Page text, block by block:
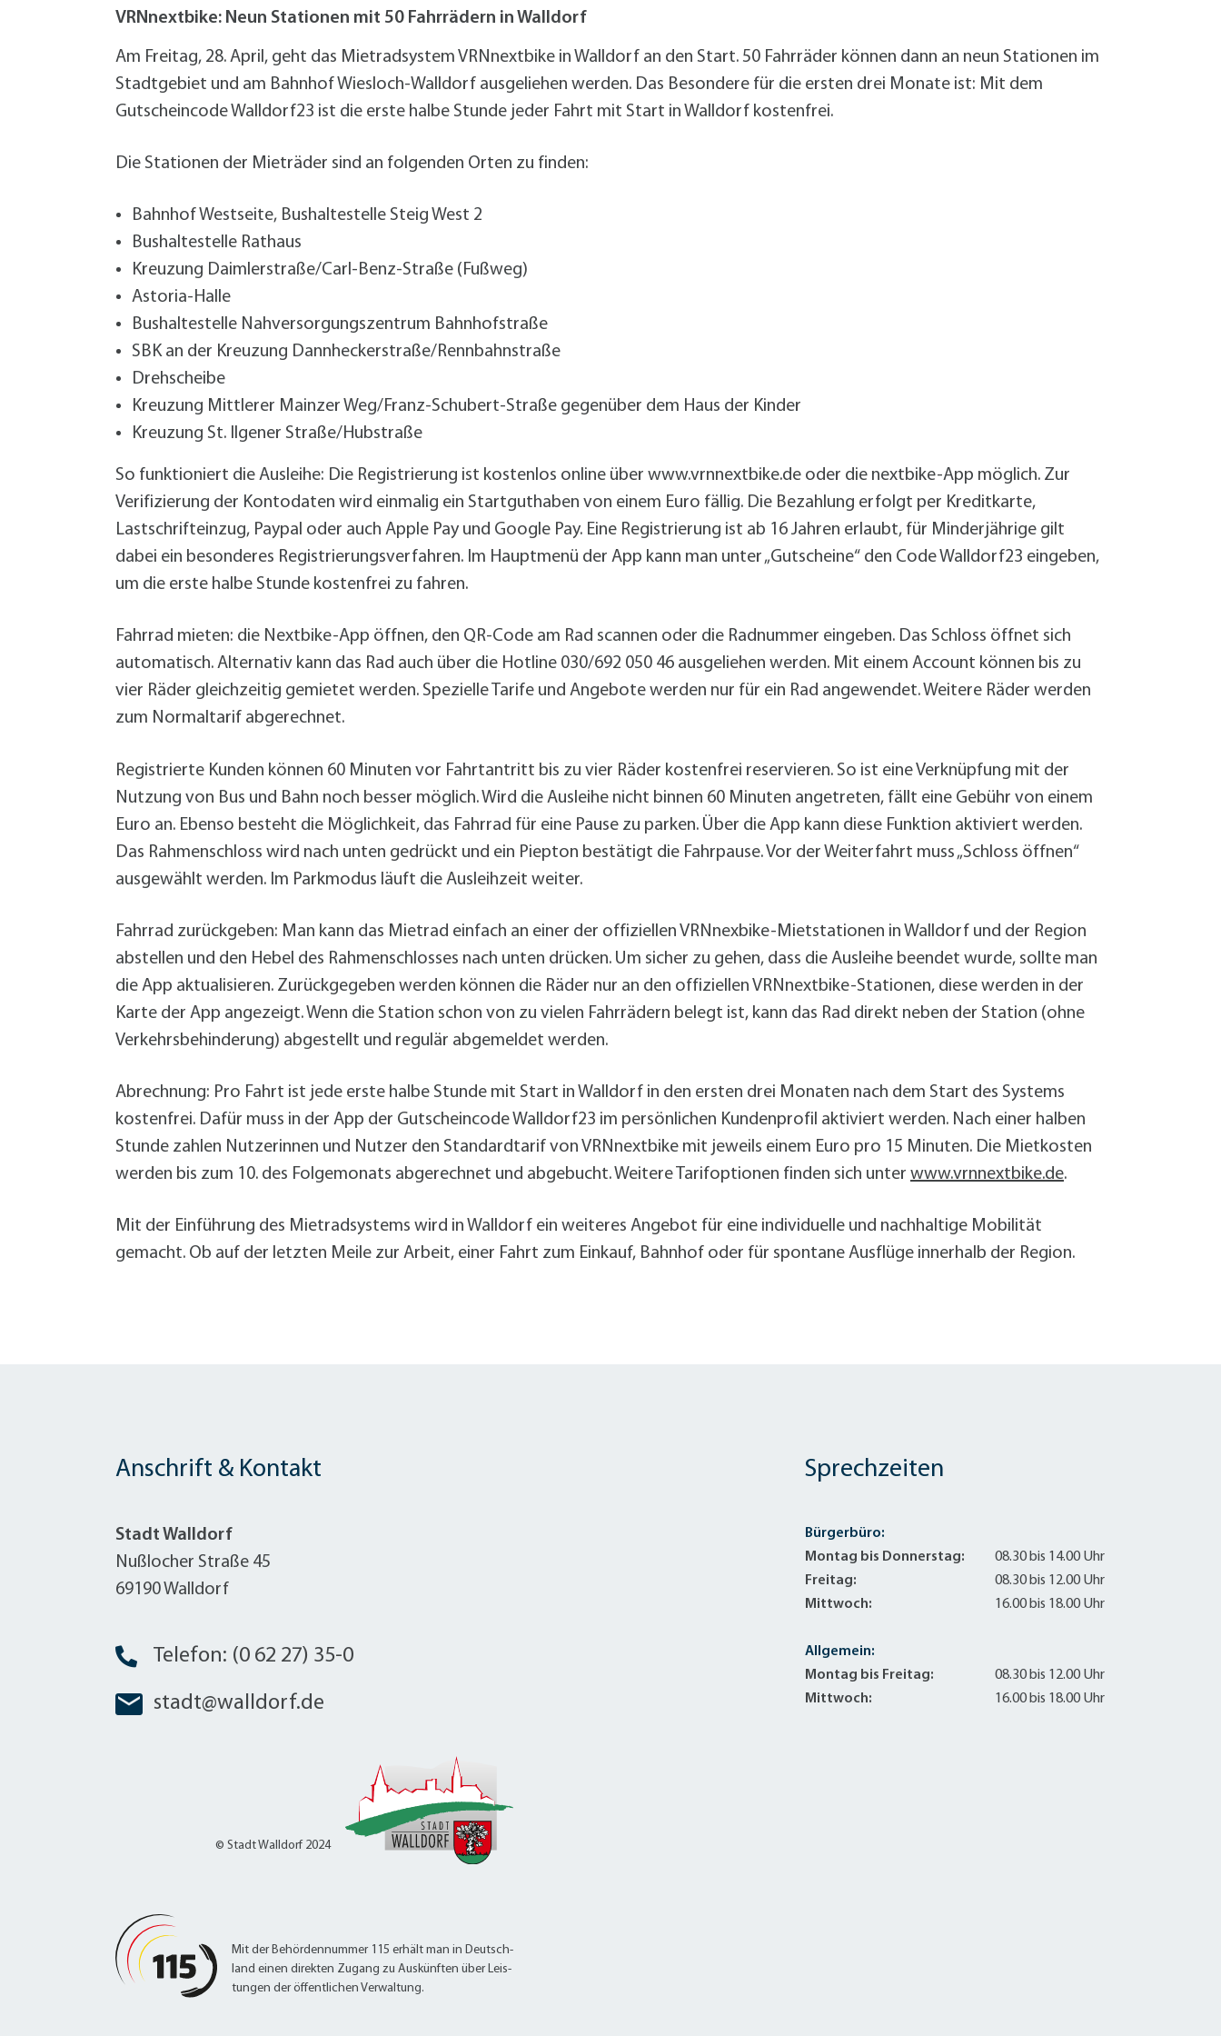
Walldorf-Süd 2. BA
Wohnungsbauförderung
Veranstaltungskalender
Was erledige ich wo?
Wegbeschreibung
Zahlen und Fakten
VRNnextbike: Neun Stationen mit 50 Fahrrädern in Walldorf
Am Freitag, 28. April, geht das Mietradsystem VRNnextbike in Walldorf an den Start. 50 Fahrräder können dann an neun Stationen im
Stadtgebiet und am Bahnhof Wiesloch-Walldorf ausgeliehen werden. Das Besondere für die ersten drei Monate ist: Mit dem
Gutscheincode Walldorf23 ist die erste halbe Stunde jeder Fahrt mit Start in Walldorf kostenfrei.
Die Stationen der Mieträder sind an folgenden Orten zu finden:
Bahnhof Westseite, Bushaltestelle Steig West 2
Bushaltestelle Rathaus
Kreuzung Daimlerstraße/Carl-Benz-Straße (Fußweg)
Astoria-Halle
Bushaltestelle Nahversorgungszentrum Bahnhofstraße
SBK an der Kreuzung Dannheckerstraße/Rennbahnstraße
Drehscheibe
Kreuzung Mittlerer Mainzer Weg/Franz-Schubert-Straße gegenüber dem Haus der Kinder
Kreuzung St. Ilgener Straße/Hubstraße
So funktioniert die Ausleihe: Die Registrierung ist kostenlos online über www.vrnnextbike.de oder die nextbike-App möglich. Zur
Verifizierung der Kontodaten wird einmalig ein Startguthaben von einem Euro fällig. Die Bezahlung erfolgt per Kreditkarte,
Lastschrifteinzug, Paypal oder auch Apple Pay und Google Pay. Eine Registrierung ist ab 16 Jahren erlaubt, für Minderjährige gilt
dabei ein besonderes Registrierungsverfahren. Im Hauptmenü der App kann man unter „Gutscheine“ den Code Walldorf23 eingeben,
um die erste halbe Stunde kostenfrei zu fahren.
Fahrrad mieten: die Nextbike-App öffnen, den QR-Code am Rad scannen oder die Radnummer eingeben. Das Schloss öffnet sich
automatisch. Alternativ kann das Rad auch über die Hotline 030/692 050 46 ausgeliehen werden. Mit einem Account können bis zu
vier Räder gleichzeitig gemietet werden. Spezielle Tarife und Angebote werden nur für ein Rad angewendet. Weitere Räder werden
zum Normaltarif abgerechnet.
Registrierte Kunden können 60 Minuten vor Fahrtantritt bis zu vier Räder kostenfrei reservieren. So ist eine Verknüpfung mit der
Nutzung von Bus und Bahn noch besser möglich. Wird die Ausleihe nicht binnen 60 Minuten angetreten, fällt eine Gebühr von einem
Euro an. Ebenso besteht die Möglichkeit, das Fahrrad für eine Pause zu parken. Über die App kann diese Funktion aktiviert werden.
Das Rahmenschloss wird nach unten gedrückt und ein Piepton bestätigt die Fahrpause. Vor der Weiterfahrt muss „Schloss öffnen“
ausgewählt werden. Im Parkmodus läuft die Ausleihzeit weiter.
Fahrrad zurückgeben: Man kann das Mietrad einfach an einer der offiziellen VRNnexbike-Mietstationen in Walldorf und der Region
abstellen und den Hebel des Rahmenschlosses nach unten drücken. Um sicher zu gehen, dass die Ausleihe beendet wurde, sollte man
die App aktualisieren. Zurückgegeben werden können die Räder nur an den offiziellen VRNnextbike-Stationen, diese werden in der
Karte der App angezeigt. Wenn die Station schon von zu vielen Fahrrädern belegt ist, kann das Rad direkt neben der Station (ohne
Verkehrsbehinderung) abgestellt und regulär abgemeldet werden.
Abrechnung: Pro Fahrt ist jede erste halbe Stunde mit Start in Walldorf in den ersten drei Monaten nach dem Start des Systems
kostenfrei. Dafür muss in der App der Gutscheincode Walldorf23 im persönlichen Kundenprofil aktiviert werden. Nach einer halben
Stunde zahlen Nutzerinnen und Nutzer den Standardtarif von VRNnextbike mit jeweils einem Euro pro 15 Minuten. Die Mietkosten
werden bis zum 10. des Folgemonats abgerechnet und abgebucht. Weitere Tarifoptionen finden sich unter www.vrnnextbike.de.
Mit der Einführung des Mietradsystems wird in Walldorf ein weiteres Angebot für eine individuelle und nachhaltige Mobilität
gemacht. Ob auf der letzten Meile zur Arbeit, einer Fahrt zum Einkauf, Bahnhof oder für spontane Ausflüge innerhalb der Region.
Anschrift & Kontakt
Stadt Walldorf
Nußlocher Straße 45
69190 Walldorf
Telefon: (0 62 27) 35-0
stadt@walldorf.de
Sprechzeiten
Bürgerbüro:
Montag bis Donnerstag:
08.30 bis 14.00 Uhr
Freitag:
08.30 bis 12.00 Uhr
Mittwoch:
16.00 bis 18.00 Uhr
Allgemein:
Montag bis Freitag:
08.30 bis 12.00 Uhr
Mittwoch:
16.00 bis 18.00 Uhr
© Stadt Walldorf 2024
Mit der Behördennummer 115 erhält man in Deutsch-
land einen direkten Zugang zu Auskünften über Leis-
tungen der öffentlichen Verwaltung.